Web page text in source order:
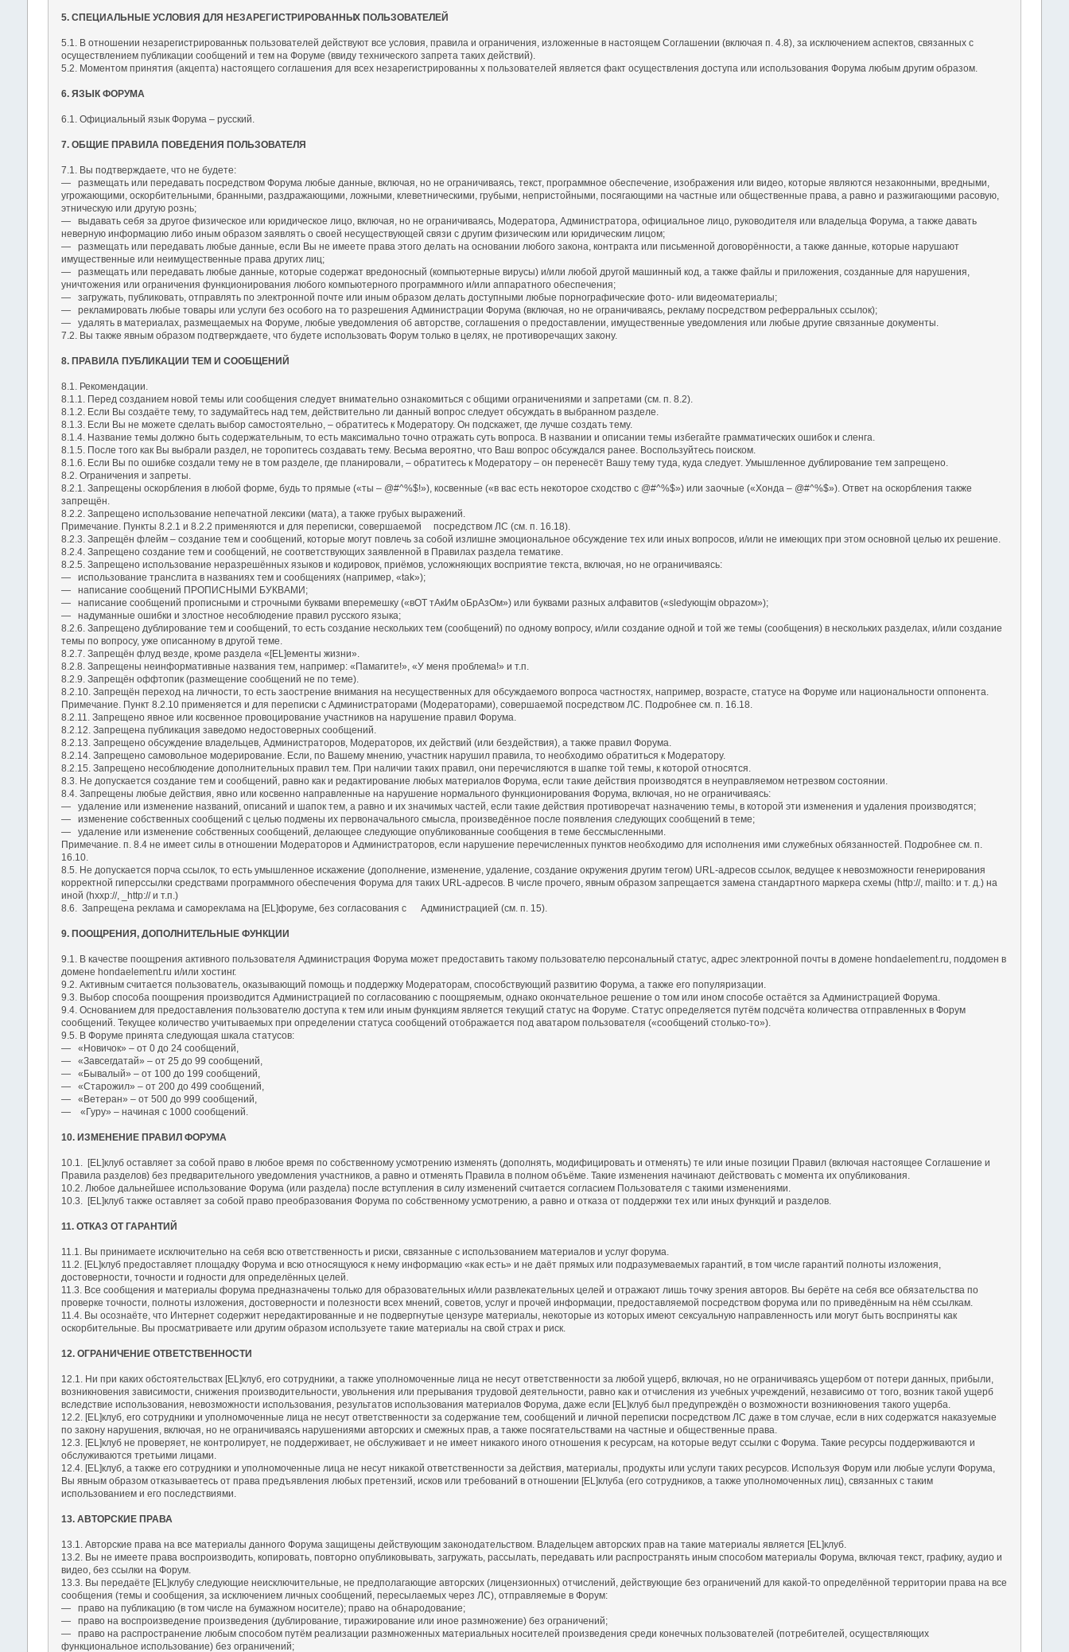
5. СПЕЦИАЛЬНЫЕ УСЛОВИЯ ДЛЯ НЕЗАРЕГИСТРИРОВАННЫХ ПОЛЬЗОВАТЕЛЕЙ
5.1. В отношении незарегистрированных пользователей действуют все условия, правила и ограничения, изложенные в настоящем Соглашении (включая п. 4.8), за исключением аспектов, связанных с
осуществлением публикации сообщений и тем на Форуме (ввиду технического запрета таких действий).
5.2. Моментом принятия (акцепта) настоящего соглашения для всех незарегистрированны х пользователей является факт осуществления доступа или использования Форума любым другим образом.
6. ЯЗЫК ФОРУМА
6.1. Официальный язык Форума – русский.
7. ОБЩИЕ ПРАВИЛА ПОВЕДЕНИЯ ПОЛЬЗОВАТЕЛЯ
7.1. Вы подтверждаете, что не будете:
― размещать или передавать посредством Форума любые данные, включая, но не ограничиваясь, текст, программное обеспечение, изображения или видео, которые являются незаконными, вредными,
угрожающими, оскорбительными, бранными, раздражающими, ложными, клеветническими, грубыми, непристойными, посягающими на частные или общественные права, а равно и разжигающими расовую,
этническую или другую рознь;
― выдавать себя за другое физическое или юридическое лицо, включая, но не ограничиваясь, Модератора, Администратора, официальное лицо, руководителя или владельца Форума, а также давать
неверную информацию либо иным образом заявлять о своей несуществующей связи с другим физическим или юридическим лицом;
― размещать или передавать любые данные, если Вы не имеете права этого делать на основании любого закона, контракта или письменной договорённости, а также данные, которые нарушают
имущественные или неимущественные права других лиц;
― размещать или передавать любые данные, которые содержат вредоносный (компьютерные вирусы) и/или любой другой машинный код, а также файлы и приложения, созданные для нарушения,
уничтожения или ограничения функционирования любого компьютерного программного и/или аппаратного обеспечения;
― загружать, публиковать, отправлять по электронной почте или иным образом делать доступными любые порнографические фото- или видеоматериалы;
― рекламировать любые товары или услуги без особого на то разрешения Администрации Форума (включая, но не ограничиваясь, рекламу посредством реферральных ссылок);
― удалять в материалах, размещаемых на Форуме, любые уведомления об авторстве, соглашения о предоставлении, имущественные уведомления или любые другие связанные документы.
7.2. Вы также явным образом подтверждаете, что будете использовать Форум только в целях, не противоречащих закону.
8. ПРАВИЛА ПУБЛИКАЦИИ ТЕМ И СООБЩЕНИЙ
8.1. Рекомендации.
8.1.1. Перед созданием новой темы или сообщения следует внимательно ознакомиться с общими ограничениями и запретами (см. п. 8.2).
8.1.2. Если Вы создаёте тему, то задумайтесь над тем, действительно ли данный вопрос следует обсуждать в выбранном разделе.
8.1.3. Если Вы не можете сделать выбор самостоятельно, – обратитесь к Модератору. Он подскажет, где лучше создать тему.
8.1.4. Название темы должно быть содержательным, то есть максимально точно отражать суть вопроса. В названии и описании темы избегайте грамматических ошибок и сленга.
8.1.5. После того как Вы выбрали раздел, не торопитесь создавать тему. Весьма вероятно, что Ваш вопрос обсуждался ранее. Воспользуйтесь поиском.
8.1.6. Если Вы по ошибке создали тему не в том разделе, где планировали, – обратитесь к Модератору – он перенесёт Вашу тему туда, куда следует. Умышленное дублирование тем запрещено.
8.2. Ограничения и запреты.
8.2.1. Запрещены оскорбления в любой форме, будь то прямые («ты – @#^%$!»), косвенные («в вас есть некоторое сходство с @#^%$») или заочные («Хонда – @#^%$»). Ответ на оскорбления также
запрещён.
8.2.2. Запрещено использование непечатной лексики (мата), а также грубых выражений.
Примечание. Пункты 8.2.1 и 8.2.2 применяются и для переписки, совершаемой посредством ЛС (см. п. 16.18).
8.2.3. Запрещён флейм – создание тем и сообщений, которые могут повлечь за собой излишне эмоциональное обсуждение тех или иных вопросов, и/или не имеющих при этом основной целью их решение.
8.2.4. Запрещено создание тем и сообщений, не соответствующих заявленной в Правилах раздела тематике.
8.2.5. Запрещено использование неразрешённых языков и кодировок, приёмов, усложняющих восприятие текста, включая, но не ограничиваясь:
― использование транслита в названиях тем и сообщениях (например, «tak»);
― написание сообщений ПРОПИСНЫМИ БУКВАМИ;
― написание сообщений прописными и строчными буквами вперемешку («вОТ тАкИм оБрАзОм») или буквами разных алфавитов («slеdующiм оbраzом»);
― надуманные ошибки и злостное несоблюдение правил русского языка;
8.2.6. Запрещено дублирование тем и сообщений, то есть создание нескольких тем (сообщений) по одному вопросу, и/или создание одной и той же темы (сообщения) в нескольких разделах, и/или создание
темы по вопросу, уже описанному в другой теме.
8.2.7. Запрещён флуд везде, кроме раздела «[EL]ементы жизни».
8.2.8. Запрещены неинформативные названия тем, например: «Памагите!», «У меня проблема!» и т.п.
8.2.9. Запрещён оффтопик (размещение сообщений не по теме).
8.2.10. Запрещён переход на личности, то есть заострение внимания на несущественных для обсуждаемого вопроса частностях, например, возрасте, статусе на Форуме или национальности оппонента.
Примечание. Пункт 8.2.10 применяется и для переписки с Администраторами (Модераторами), совершаемой посредством ЛС. Подробнее см. п. 16.18.
8.2.11. Запрещено явное или косвенное провоцирование участников на нарушение правил Форума.
8.2.12. Запрещена публикация заведомо недостоверных сообщений.
8.2.13. Запрещено обсуждение владельцев, Администраторов, Модераторов, их действий (или бездействия), а также правил Форума.
8.2.14. Запрещено самовольное модерирование. Если, по Вашему мнению, участник нарушил правила, то необходимо обратиться к Модератору.
8.2.15. Запрещено несоблюдение дополнительных правил тем. При наличии таких правил, они перечисляются в шапке той темы, к которой относятся.
8.3. Не допускается создание тем и сообщений, равно как и редактирование любых материалов Форума, если такие действия производятся в неуправляемом нетрезвом состоянии.
8.4. Запрещены любые действия, явно или косвенно направленные на нарушение нормального функционирования Форума, включая, но не ограничиваясь:
― удаление или изменение названий, описаний и шапок тем, а равно и их значимых частей, если такие действия противоречат назначению темы, в которой эти изменения и удаления производятся;
― изменение собственных сообщений с целью подмены их первоначального смысла, произведённое после появления следующих сообщений в теме;
― удаление или изменение собственных сообщений, делающее следующие опубликованные сообщения в теме бессмысленными.
Примечание. п. 8.4 не имеет силы в отношении Модераторов и Администраторов, если нарушение перечисленных пунктов необходимо для исполнения ими служебных обязанностей. Подробнее см. п.
16.10.
8.5. Не допускается порча ссылок, то есть умышленное искажение (дополнение, изменение, удаление, создание окружения другим тегом) URL-адресов ссылок, ведущее к невозможности генерирования
корректной гиперссылки средствами программного обеспечения Форума для таких URL-адресов. В числе прочего, явным образом запрещается замена стандартного маркера схемы (http://, mailto: и т. д.) на
иной (hxxp://, _http:// и т.п.)
8.6. Запрещена реклама и самореклама на [EL]форуме, без согласования с Администрацией (см. п. 15).
9. ПООЩРЕНИЯ, ДОПОЛНИТЕЛЬНЫЕ ФУНКЦИИ
9.1. В качестве поощрения активного пользователя Администрация Форума может предоставить такому пользователю персональный статус, адрес электронной почты в домене hondaelement.ru, поддомен в
домене hondaelement.ru и/или хостинг.
9.2. Активным считается пользователь, оказывающий помощь и поддержку Модераторам, способствующий развитию Форума, а также его популяризации.
9.3. Выбор способа поощрения производится Администрацией по согласованию с поощряемым, однако окончательное решение о том или ином способе остаётся за Администрацией Форума.
9.4. Основанием для предоставления пользователю доступа к тем или иным функциям является текущий статус на Форуме. Статус определяется путём подсчёта количества отправленных в Форум
сообщений. Текущее количество учитываемых при определении статуса сообщений отображается под аватаром пользователя («сообщений столько-то»).
9.5. В Форуме принята следующая шкала статусов:
― «Новичок» – от 0 до 24 сообщений,
― «Завсегдатай» – от 25 до 99 сообщений,
― «Бывалый» – от 100 до 199 сообщений,
― «Старожил» – от 200 до 499 сообщений,
― «Ветеран» – от 500 до 999 сообщений,
― «Гуру» – начиная с 1000 сообщений.
10. ИЗМЕНЕНИЕ ПРАВИЛ ФОРУМА
10.1. [EL]клуб оставляет за собой право в любое время по собственному усмотрению изменять (дополнять, модифицировать и отменять) те или иные позиции Правил (включая настоящее Соглашение и
Правила разделов) без предварительного уведомления участников, а равно и отменять Правила в полном объёме. Такие изменения начинают действовать с момента их опубликования.
10.2. Любое дальнейшее использование Форума (или раздела) после вступления в силу изменений считается согласием Пользователя с такими изменениями.
10.3. [EL]клуб также оставляет за собой право преобразования Форума по собственному усмотрению, а равно и отказа от поддержки тех или иных функций и разделов.
11. ОТКАЗ ОТ ГАРАНТИЙ
11.1. Вы принимаете исключительно на себя всю ответственность и риски, связанные с использованием материалов и услуг форума.
11.2. [EL]клуб предоставляет площадку Форума и всю относящуюся к нему информацию «как есть» и не даёт прямых или подразумеваемых гарантий, в том числе гарантий полноты изложения,
достоверности, точности и годности для определённых целей.
11.3. Все сообщения и материалы форума предназначены только для образовательных и/или развлекательных целей и отражают лишь точку зрения авторов. Вы берёте на себя все обязательства по
проверке точности, полноты изложения, достоверности и полезности всех мнений, советов, услуг и прочей информации, предоставляемой посредством форума или по приведённым на нём ссылкам.
11.4. Вы осознаёте, что Интернет содержит нередактированные и не подвергнутые цензуре материалы, некоторые из которых имеют сексуальную направленность или могут быть восприняты как
оскорбительные. Вы просматриваете или другим образом используете такие материалы на свой страх и риск.
12. ОГРАНИЧЕНИЕ ОТВЕТСТВЕННОСТИ
12.1. Ни при каких обстоятельствах [EL]клуб, его сотрудники, а также уполномоченные лица не несут ответственности за любой ущерб, включая, но не ограничиваясь ущербом от потери данных, прибыли,
возникновения зависимости, снижения производительности, увольнения или прерывания трудовой деятельности, равно как и отчисления из учебных учреждений, независимо от того, возник такой ущерб
вследствие использования, невозможности использования, результатов использования материалов Форума, даже если [EL]клуб был предупреждён о возможности возникновения такого ущерба.
12.2. [EL]клуб, его сотрудники и уполномоченные лица не несут ответственности за содержание тем, сообщений и личной переписки посредством ЛС даже в том случае, если в них содержатся наказуемые
по закону нарушения, включая, но не ограничиваясь нарушениями авторских и смежных прав, а также посягательствами на частные и общественные права.
12.3. [EL]клуб не проверяет, не контролирует, не поддерживает, не обслуживает и не имеет никакого иного отношения к ресурсам, на которые ведут ссылки с Форума. Такие ресурсы поддерживаются и
обслуживаются третьими лицами.
12.4. [EL]клуб, а также его сотрудники и уполномоченные лица не несут никакой ответственности за действия, материалы, продукты или услуги таких ресурсов. Используя Форум или любые услуги Форума,
Вы явным образом отказываетесь от права предъявления любых претензий, исков или требований в отношении [EL]клуба (его сотрудников, а также уполномоченных лиц), связанных с таким
использованием и его последствиями.
13. АВТОРСКИЕ ПРАВА
13.1. Авторские права на все материалы данного Форума защищены действующим законодательством. Владельцем авторских прав на такие материалы является [EL]клуб.
13.2. Вы не имеете права воспроизводить, копировать, повторно опубликовывать, загружать, рассылать, передавать или распространять иным способом материалы Форума, включая текст, графику, аудио и
видео, без ссылки на Форум.
13.3. Вы передаёте [EL]клубу следующие неисключительные, не предполагающие авторских (лицензионных) отчислений, действующие без ограничений для какой-то определённой территории права на все
сообщения (темы и сообщения, за исключением личных сообщений, пересылаемых через ЛС), отправляемые в Форум:
― право на публикацию (в том числе на бумажном носителе); право на обнародование;
― право на воспроизведение произведения (дублирование, тиражирование или иное размножение) без ограничений;
― право на распространение любым способом путём реализации размноженных материальных носителей произведения среди конечных пользователей (потребителей, осуществляющих
функциональное использование) без ограничений;